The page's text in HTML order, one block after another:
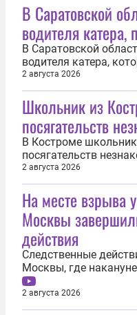
В Саратовской
водителя катера,
В Саратовской
водителя катера,
девочку в акватории
Марксовского
служба Западного
следственного
России. По версии
2 августа 2026
Школьник из
посягательств
В Костроме
посягательств
Следственном
произошел в
Мичуринцев.
малолетнему
за руку, попытался
2 августа 2026
На месте взрыва
Москвы
действия
Следственные
Москвы, где
завершены.
показал
Сафиулин. «Всё
2 августа 2026